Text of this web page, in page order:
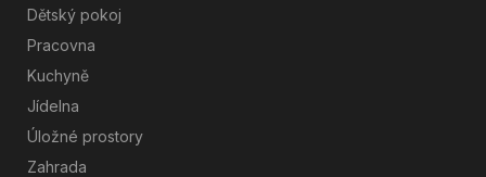
Dětský pokoj
Pracovna
Kuchyně
Jídelna
Úložné prostory
Zahrada